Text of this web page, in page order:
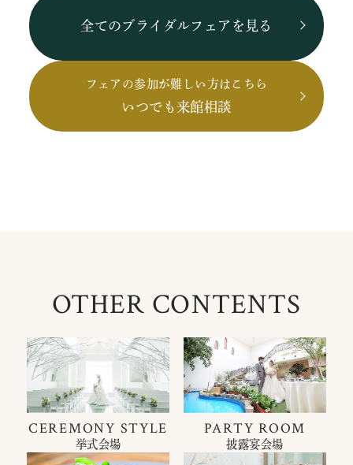
全てのブライダルフェアを見る
フェアの参加が難しい方はこちら
いつでも来館相談
OTHER CONTENTS
CEREMONY STYLE
挙式会場
PARTY ROOM
披露宴会場